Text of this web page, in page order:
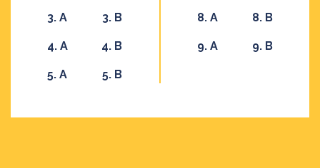
3. A 3. B
4. A 4. B
5. A 5. B
8. A 8. B
9. A 9. B